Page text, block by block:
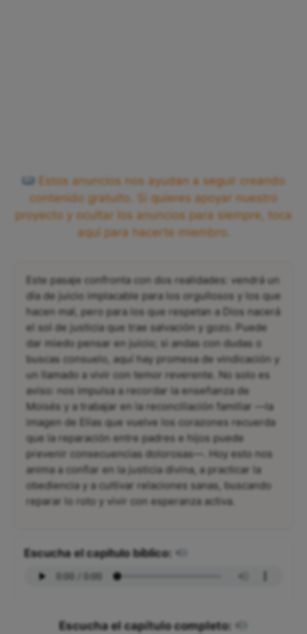
Estos anuncios nos ayudan a seguir creando
contenido gratuito. Si quieres apoyar nuestro
proyecto y ocultar los anuncios para siempre, toca
aquí para hacerte miembro.
Este pasaje confronta con dos realidades: vendrá un
día de juicio implacable para los orgullosos y los que
hacen mal, pero para los que respetan a Dios nacerá
el sol de justicia que trae salvación y gozo. Puede
dar miedo pensar en juicio; si andas con dudas o
buscas consuelo, aquí hay promesa de vindicación y
un llamado a vivir con temor reverente. No solo es
aviso: nos impulsa a recordar la enseñanza de
Moisés y a trabajar en la reconciliación familiar —la
imagen de Elías que vuelve los corazones recuerda
que la reparación entre padres e hijos puede
prevenir consecuencias dolorosas—. Hoy esto nos
anima a confiar en la justicia divina, a practicar la
obediencia y a cultivar relaciones sanas, buscando
reparar lo roto y vivir con esperanza activa.
Escucha el capítulo bíblico:
Escucha el capítulo completo: